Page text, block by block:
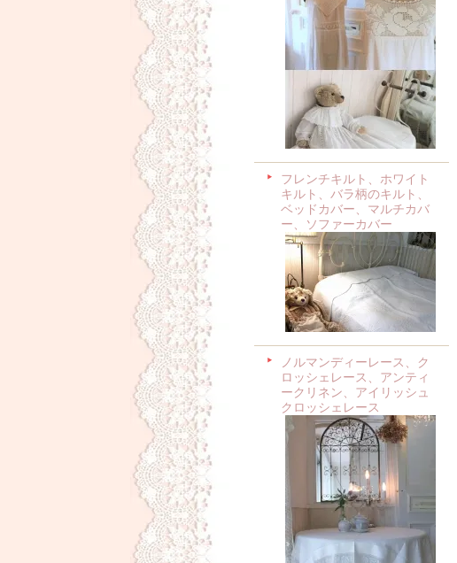
フレンチキルト、ホワイト
キルト、バラ柄のキルト、
ベッドカバー、マルチカバ
ー、ソファーカバー
ノルマンディーレース、ク
ロッシェレース、アンティ
ークリネン、アイリッシュ
クロッシェレース